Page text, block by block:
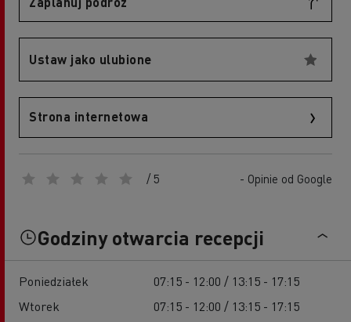
Ustaw jako ulubione
Strona internetowa
/ 5 - Opinie od Google
Godziny otwarcia recepcji
Poniedziałek
07:15 - 12:00 / 13:15 - 17:15
Wtorek
07:15 - 12:00 / 13:15 - 17:15